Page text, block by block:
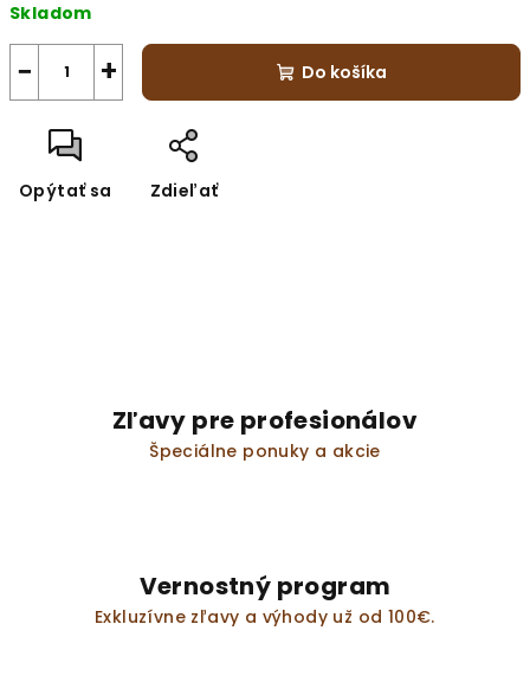
cena:
Skladom
+
− Do košíka
Opýtať sa Zdieľať
Zľavy pre profesionálov
Špeciálne ponuky a akcie
Vernostný program
Exkluzívne zľavy a výhody už od 100€.